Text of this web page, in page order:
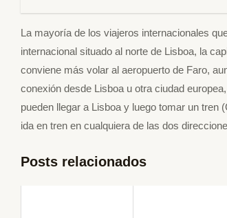
La mayoría de los viajeros internacionales
internacional situado al norte de Lisboa, la
conviene más volar al aeropuerto de Faro,
conexión desde Lisboa u otra ciudad
pueden llegar a Lisboa y luego tomar un tren
ida en tren en cualquiera de las dos
Posts relacionados